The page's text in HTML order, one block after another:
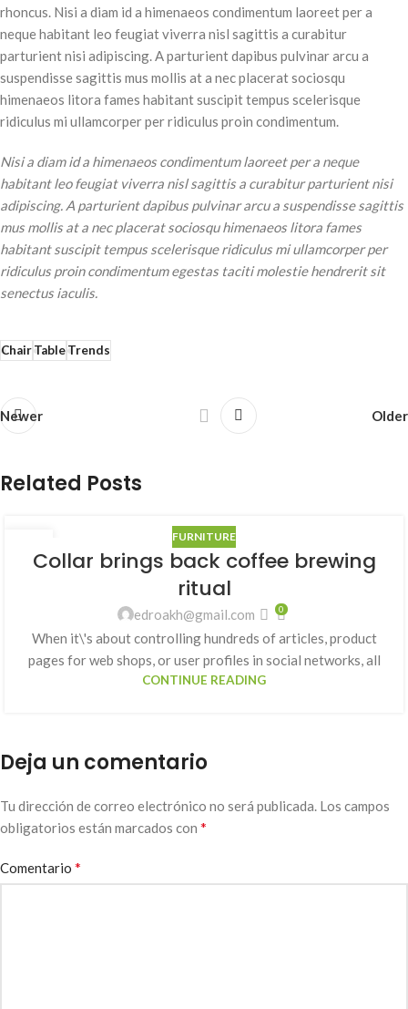
rhoncus. Nisi a diam id a himenaeos condimentum laoreet per a
neque habitant leo feugiat viverra nisl sagittis a curabitur
parturient nisi adipiscing. A parturient dapibus pulvinar arcu a
suspendisse sagittis mus mollis at a nec placerat sociosqu
himenaeos litora fames habitant suscipit tempus scelerisque
ridiculus mi ullamcorper per ridiculus proin condimentum.
Nisi a diam id a himenaeos condimentum laoreet per a neque
habitant leo feugiat viverra nisl sagittis a curabitur parturient nisi
adipiscing. A parturient dapibus pulvinar arcu a suspendisse sagittis
mus mollis at a nec placerat sociosqu himenaeos litora fames
habitant suscipit tempus scelerisque ridiculus mi ullamcorper per
ridiculus proin condimentum egestas taciti molestie hendrerit sit
senectus iaculis.
ChairTableTrends
Newer Older
Related Posts
AGO
FURNITURE
Collar brings back coffee brewing
ritual
edroakh@gmail.com 0
When it\'s about controlling hundreds of articles, product
pages for web shops, or user profiles in social networks, all
CONTINUE READING
Deja un comentario
Tu dirección de correo electrónico no será publicada. Los campos
obligatorios están marcados con *
Comentario *